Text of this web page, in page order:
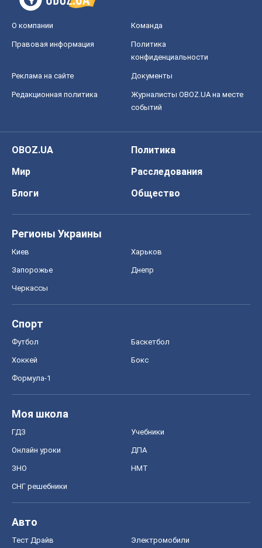
О компании Команда
Правовая информация
Политика
конфиденциальности
Реклама на сайте Документы
Редакционная политика
Журналисты OBOZ.UA на месте
событий
OBOZ.UA
Политика
Мир
Расследования
Блоги
Общество
Регионы Украины
Киев Харьков
Запорожье Днепр
Черкассы
Спорт
Футбол Баскетбол
Хоккей Бокс
Формула-1
Моя школа
ГДЗ Учебники
Онлайн уроки ДПА
ЗНО НМТ
СНГ решебники
Авто
Тест Драйв Электромобили